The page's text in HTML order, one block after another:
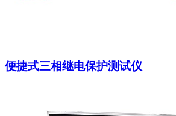
便捷式三相继电保护测试仪